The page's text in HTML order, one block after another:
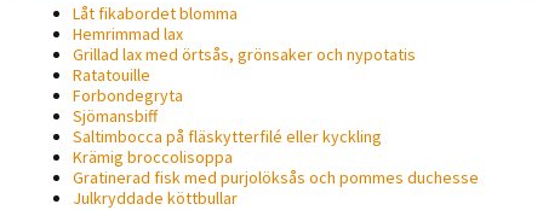
Låt fikabordet blomma
Hemrimmad lax
Grillad lax med örtsås, grönsaker och nypotatis
Ratatouille
Forbondegryta
Sjömansbiff
Saltimbocca på fläsk­ytterfilé eller kyckling
Krämig broccolisoppa
Gratinerad fisk med purjolöksås och pommes duchesse
Julkryddade köttbullar